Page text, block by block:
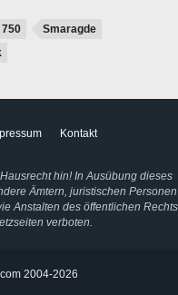
750
Smaragde
Kontakt
hin! In Ausübung dieses
Ämtern, juristischen Personen
Anstalten des öffentlichen Rechts
verboten.
2004-2026